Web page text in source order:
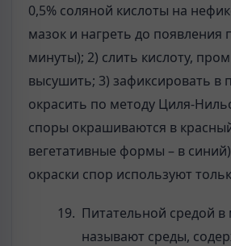
0,5% соляной кислоты на
мазок и нагреть до появления
минуты); 2) слить кислоту,
высушить; 3) зафиксировать в
окрасить по методу Циля-
споры окрашиваются в
вегетативные формы – в
окраски спор используют
Питательной средой
называют среды,